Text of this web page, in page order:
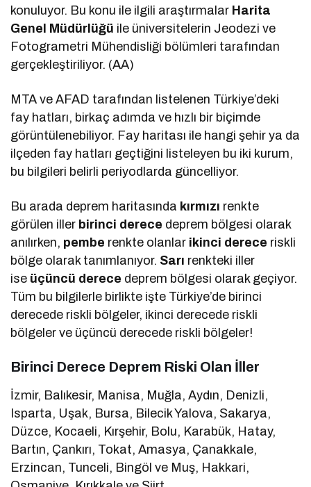
konuluyor. Bu konu ile ilgili araştırmalar Harita
Genel Müdürlüğü ile üniversitelerin Jeodezi ve
Fotogrametri Mühendisliği bölümleri tarafından
gerçekleştiriliyor. (AA)
MTA ve AFAD tarafından listelenen Türkiye’deki
fay hatları, birkaç adımda ve hızlı bir biçimde
görüntülenebiliyor. Fay haritası ile hangi şehir ya da
ilçeden fay hatları geçtiğini listeleyen bu iki kurum,
bu bilgileri belirli periyodlarda güncelliyor.
Bu arada deprem haritasında kırmızı renkte
görülen iller birinci derece deprem bölgesi olarak
anılırken, pembe renkte olanlar ikinci derece riskli
bölge olarak tanımlanıyor. Sarı renkteki iller
ise üçüncü derece deprem bölgesi olarak geçiyor.
Tüm bu bilgilerle birlikte işte Türkiye’de birinci
derecede riskli bölgeler, ikinci derecede riskli
bölgeler ve üçüncü derecede riskli bölgeler!
Birinci Derece Deprem Riski Olan İller
İzmir, Balıkesir, Manisa, Muğla, Aydın, Denizli,
Isparta, Uşak, Bursa, Bilecik Yalova, Sakarya,
Düzce, Kocaeli, Kırşehir, Bolu, Karabük, Hatay,
Bartın, Çankırı, Tokat, Amasya, Çanakkale,
Erzincan, Tunceli, Bingöl ve Muş, Hakkari,